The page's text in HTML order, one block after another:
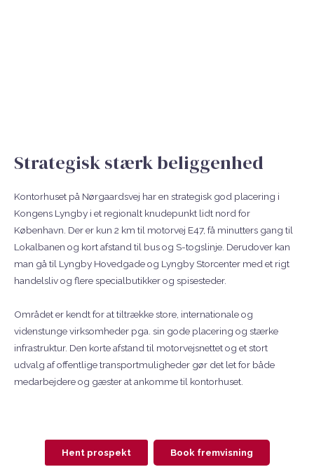
Strategisk stærk beliggenhed
Kontorhuset på Nørgaardsvej har en strategisk god placering i
Kongens Lyngby i et regionalt knudepunkt lidt nord for
København. Der er kun 2 km til motorvej E47, få minutters gang til
Lokalbanen og kort afstand til bus og S-togslinje. Derudover kan
man gå til Lyngby Hovedgade og Lyngby Storcenter med et rigt
handelsliv og flere specialbutikker og spisesteder.
Området er kendt for at tiltrække store, internationale og
videnstunge virksomheder pga. sin gode placering og stærke
infrastruktur. Den korte afstand til motorvejsnettet og et stort
udvalg af offentlige transportmuligheder gør det let for både
medarbejdere og gæster at ankomme til kontorhuset.
Hent prospekt Book fremvisning